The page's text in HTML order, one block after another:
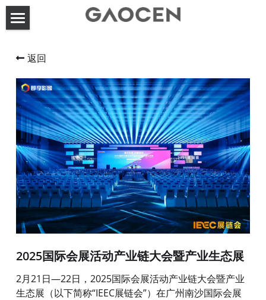
关于高呈
服务案例
展台设计搭建
活动策划执行
联系方式
搜索
返回
2025国际会展活动产业链大会暨产业生态展
2月21日—22日，2025国际会展活动产业链大会暨产业
生态展（以下简称“IEEC展链会”）在广州南沙国际会展